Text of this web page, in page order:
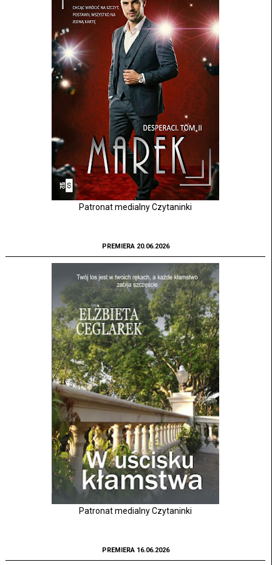
Patronat medialny Czytaninki
PREMIERA 20.06.2026
Patronat medialny Czytaninki
PREMIERA 16.06.2026